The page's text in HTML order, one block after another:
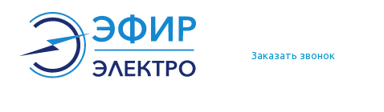
О компании
Доставка
Заказать звонок